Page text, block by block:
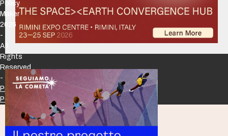
Policy
Maker
2026
-
All
Rights
Reserved
-
Privacy
Policy